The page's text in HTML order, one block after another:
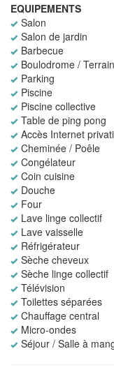
EQUIPEMENTS
Salon
Salon de jardin
Barbecue
Boulodrome /
Parking
Piscine
Piscine collective
Table de ping pong
Accès Internet
Cheminée / Poêle
Congélateur
Coin cuisine
Douche
Four
Lave linge collectif
Lave vaisselle
Réfrigérateur
Sèche cheveux
Sèche linge collectif
Télévision
Toilettes séparées
Chauffage central
Micro-ondes
Séjour / Salle à